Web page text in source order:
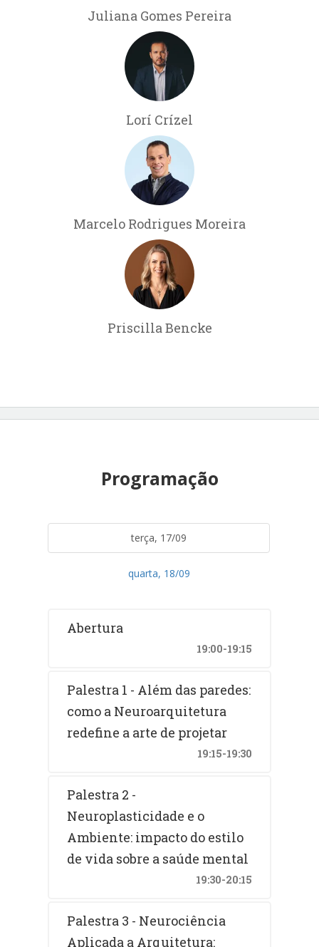
Juliana Gomes Pereira
Lorí Crízel
Marcelo Rodrigues Moreira
Priscilla Bencke
Programação
terça, 17/09
quarta, 18/09
Abertura
19:00-19:15
Palestra 1 - Além das paredes:
como a Neuroarquitetura
redefine a arte de projetar
19:15-19:30
Palestra 2 -
Neuroplasticidade e o
Ambiente: impacto do estilo
de vida sobre a saúde mental
19:30-20:15
Palestra 3 - Neurociência
Aplicada a Arquitetura: